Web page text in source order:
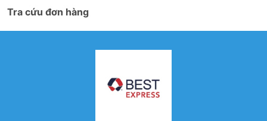
Tra cứu đơn hàng